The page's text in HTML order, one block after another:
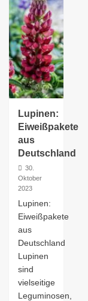
Lupinen:
Eiweißpakete
aus
Deutschland
30.
Oktober
2023
Lupinen:
Eiweißpakete
aus
Deutschland
Lupinen
sind
vielseitige
Leguminosen,